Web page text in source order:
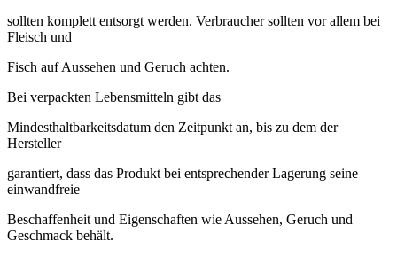
sollten komplett entsorgt werden. Verbraucher sollten vor allem bei
Fleisch und
Fisch auf Aussehen und Geruch achten.
Bei verpackten Lebensmitteln gibt das
Mindesthaltbarkeitsdatum den Zeitpunkt an, bis zu dem der
Hersteller
garantiert, dass das Produkt bei entsprechender Lagerung seine
einwandfreie
Beschaffenheit und Eigenschaften wie Aussehen, Geruch und
Geschmack behält.